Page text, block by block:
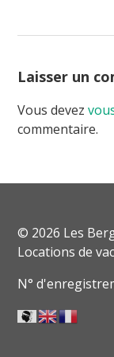
Laisser un
Vous devez
commentaire.
© 2026 Les
Locations de
N°